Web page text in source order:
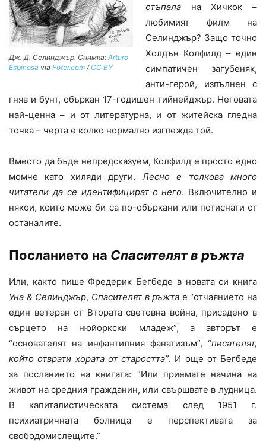
Дж. Д. Селинджър. Снимка: Arturo
Espinosa via Foter.com / CC BY
стъпала на Хичкок –
любимият филм на
Селинджър? Защо точно
Холдън Колфилд – един
симпатичен загубеняк,
анти-герой, изпълнен с
гняв и бунт, объркан 17-годишен тийнейджър. Неговата
най-ценна – и от литературна, и от житейска гледна
точка – черта е колко нормално изглежда той.
Вместо да бъде непредсказуем, Колфилд е просто едно
момче като хиляди други.Лесно е толкова много
читатели да се идентифицират с него. Включително и
някои, които може би са по-объркани или потиснати от
останалите.
Посланието на Спасителят в ръжта
Или, както пише Фредерик Бегбеде в новата си книга
Уна & Селинджър, Спасителят в ръжта е “отчаянието на
един ветеран от Втората световна война, присадено в
сърцето на нюйоркски младеж”, а авторът е
“основателят на инфантилния фанатизъм”, “писателят,
който отврати хората от старостта”. И още от Бегбеде
за посланието на книгата: “Или приемате начина на
живот на средния гражданин, или свършвате в лудница.
В капиталистическата система след 1951 г.
психиатричната болница е перспективата за
свободомислещите.”